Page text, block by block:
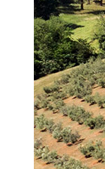
Etički
Financiranje
Proračun
Potpore
Projekti
REVIVE